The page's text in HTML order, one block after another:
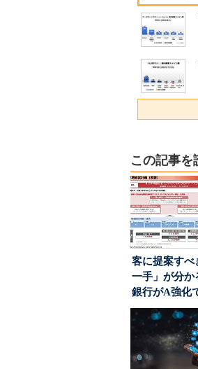
この記事を
客に提案すべ
一手」が分
銀行がA強化
る“One to